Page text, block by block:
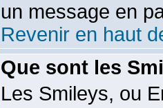
un message en
Revenir en haut
Que sont les
Les Smileys, ou